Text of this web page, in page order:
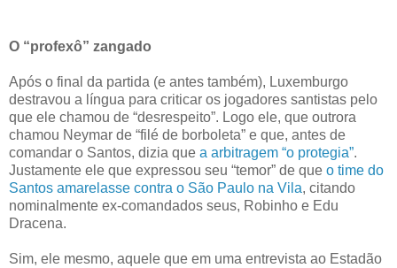
O “profexô” zangado
Após o final da partida (e antes também), Luxemburgo
destravou a língua para criticar os jogadores santistas pelo
que ele chamou de “desrespeito”. Logo ele, que outrora
chamou Neymar de “filé de borboleta” e que, antes de
comandar o Santos, dizia que a arbitragem “o protegia”.
Justamente ele que expressou seu “temor” de que o time do
Santos amarelasse contra o São Paulo na Vila, citando
nominalmente ex-comandados seus, Robinho e Edu
Dracena.
Sim, ele mesmo, aquele que em uma entrevista ao Estadão